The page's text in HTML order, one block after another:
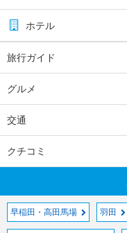
ホテル
旅行ガイド
グルメ
交通
クチコミ
早稲田・高田馬場 羽田